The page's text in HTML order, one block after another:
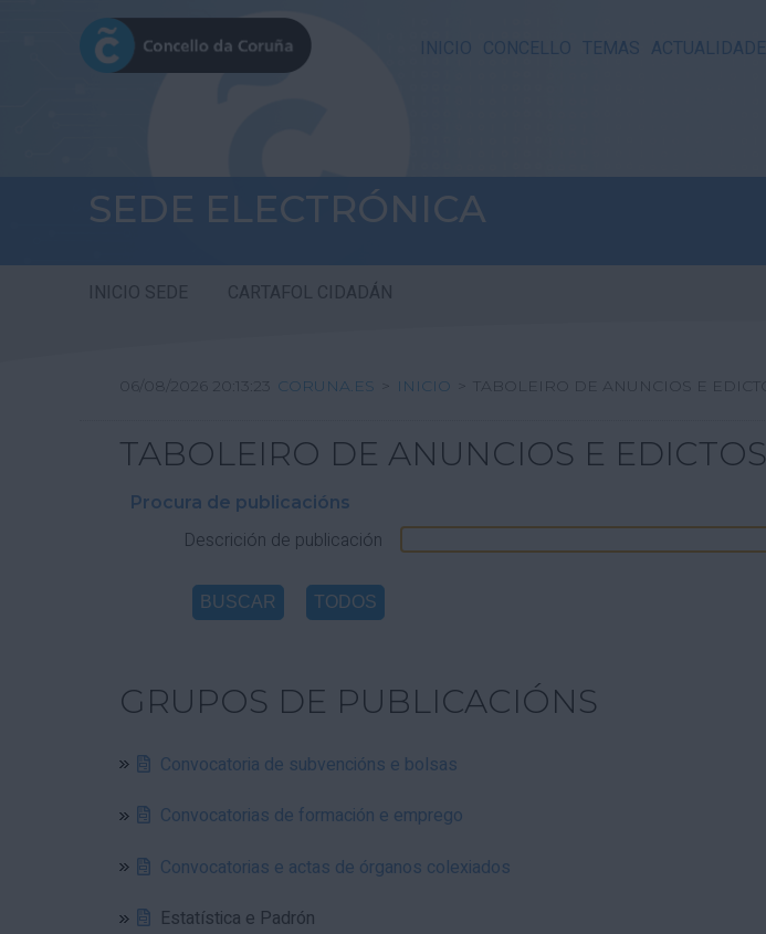
INICIO CONCELLO TEMAS ACTUALIDADE
SEDE ELECTRÓNICA
INICIO SEDE CARTAFOL CIDADÁN
06/08/2026 20:13:24 CORUNA.ES > INICIO > TABOLEIRO DE ANUNCIOS E
TABOLEIRO DE ANUNCIOS E
Procura de publicacións
Descrición de publicación
GRUPOS DE PUBLICACIÓNS
Convocatoria de subvencións e bolsas
Convocatorias de formación e emprego
Convocatorias e actas de órganos colexiados
Estatística e Padrón